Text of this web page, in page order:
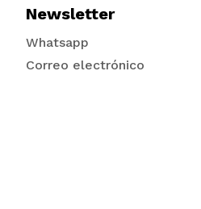
Newsletter
Whatsapp
Correo electrónico